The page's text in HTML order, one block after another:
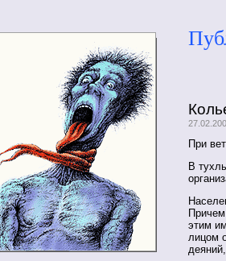
При
В
этим
лицом